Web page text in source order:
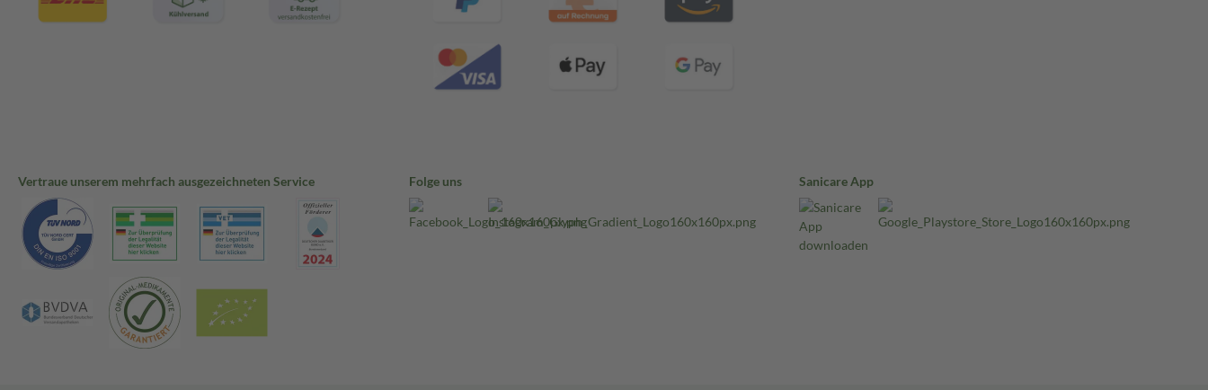
Vertraue unserem mehrfach ausgezeichneten Service Folge uns Sanicare App